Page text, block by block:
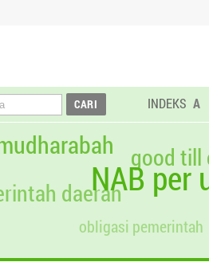
INDEKS A
NAB per
obligasi pemerintah
daerah
good till